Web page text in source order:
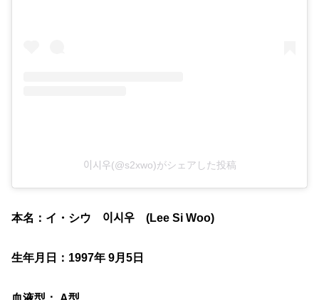
이시우(@s2xwo)がシェアした投稿
本名：イ・シウ 이시우 (Lee Si Woo)
生年月日：1997年 9月5日